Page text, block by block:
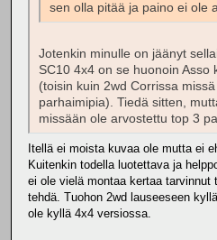
sen olla pitää ja paino ei ole
Jotenkin minulle on jäänyt
SC10 4x4 on se huonoin Asso
(toisin kuin 2wd Corrissa
parhaimipia). Tiedä sitten,
missään ole arvostettu top 3
Itellä ei moista kuvaa ole mutta ei
Kuitenkin todella luotettava ja
ei ole vielä montaa kertaa tarvinnut
tehdä. Tuohon 2wd lauseeseen
ole kyllä 4x4 versiossa.